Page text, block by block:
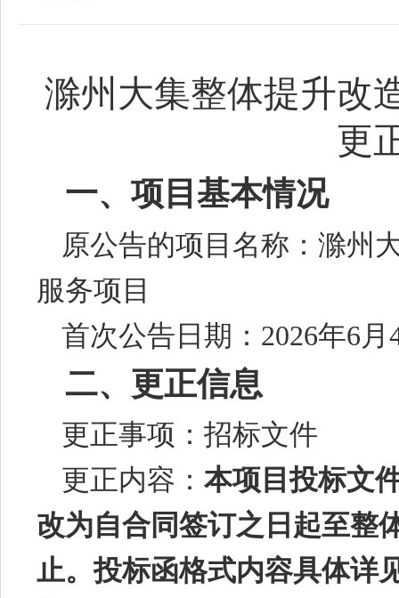
滁州大集整体提升改
更
一、项目基本情况
原公告的项目名称：滁州
服务项目
首次公告日期： 2026年6月
二、更正信息
更正事项： 招标文件
更正内容 ： 本项目投标文
改为自合同签订之日起至整
止。投标函格式内容具体详